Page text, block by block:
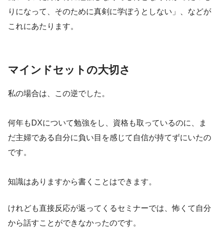
りになって、そのために真剣に学ぼうとしない」、などが
これにあたります。
マインドセットの大切さ
私の場合は、この逆でした。
何年もDXについて勉強をし、資格も取っているのに、ま
だ主婦である自分に負い目を感じて自信が持てずにいたの
です。
知識はありますから書くことはできます。
けれども直接反応が返ってくるセミナーでは、怖くて自分
から話すことができなかったのです。